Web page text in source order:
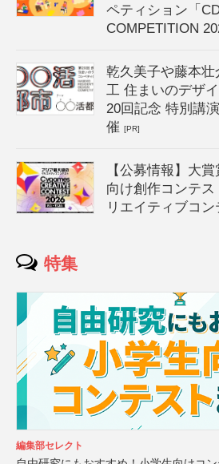
ペティション「
COMPETITION
乾久美子や藤本
工 住まいのデザ
20回記念 特別講
催[PR]
【公募情報】大
向け創作コンテ
リエイティブコ
特集
編集部セレクト